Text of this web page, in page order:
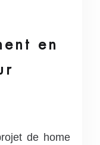
en
de home